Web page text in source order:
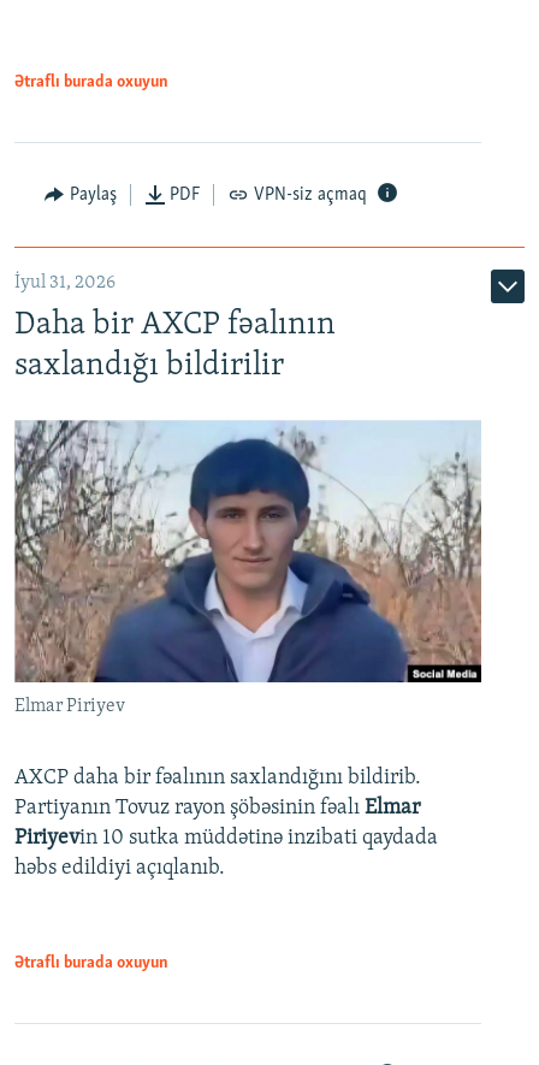
Ətraflı burada oxuyun
Paylaş PDF VPN-siz açmaq
İyul 31, 2026
Daha bir AXCP fəalının
saxlandığı bildirilir
Elmar Piriyev
AXCP daha bir fəalının saxlandığını bildirib.
Partiyanın Tovuz rayon şöbəsinin fəalı Elmar
Piriyevin 10 sutka müddətinə inzibati qaydada
həbs edildiyi açıqlanıb.
Ətraflı burada oxuyun